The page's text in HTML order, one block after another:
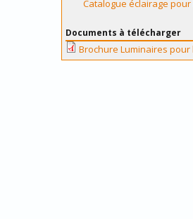
Catalogue éclairage
Documents à télécharger
Brochure Luminaires